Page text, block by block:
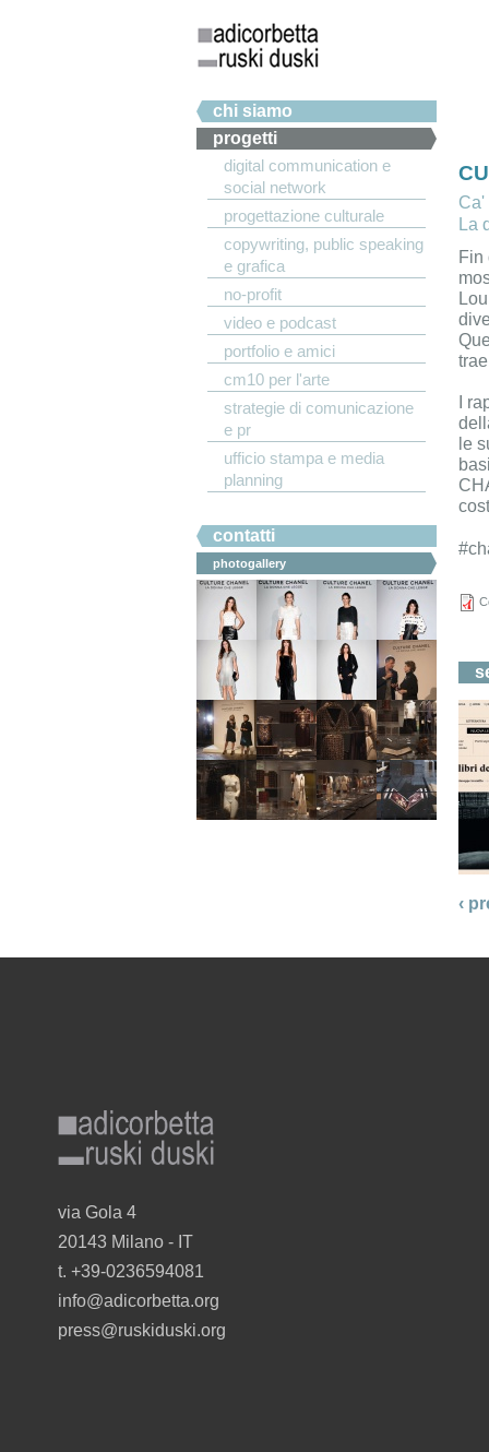
Ca'
La
Fin
I
le
‹
Menu principale
chi siamo
progetti
digital communication e
social network
progettazione culturale
copywriting, public speaking
e grafica
no-profit
video e podcast
portfolio e amici
cm10 per l'arte
strategie di comunicazione
e pr
ufficio stampa e media
planning
contatti
photogallery
via Gola 4
20143 Milano - I T
t. +39-0236594081
info@adicorbetta.org
press@ruskiduski.org